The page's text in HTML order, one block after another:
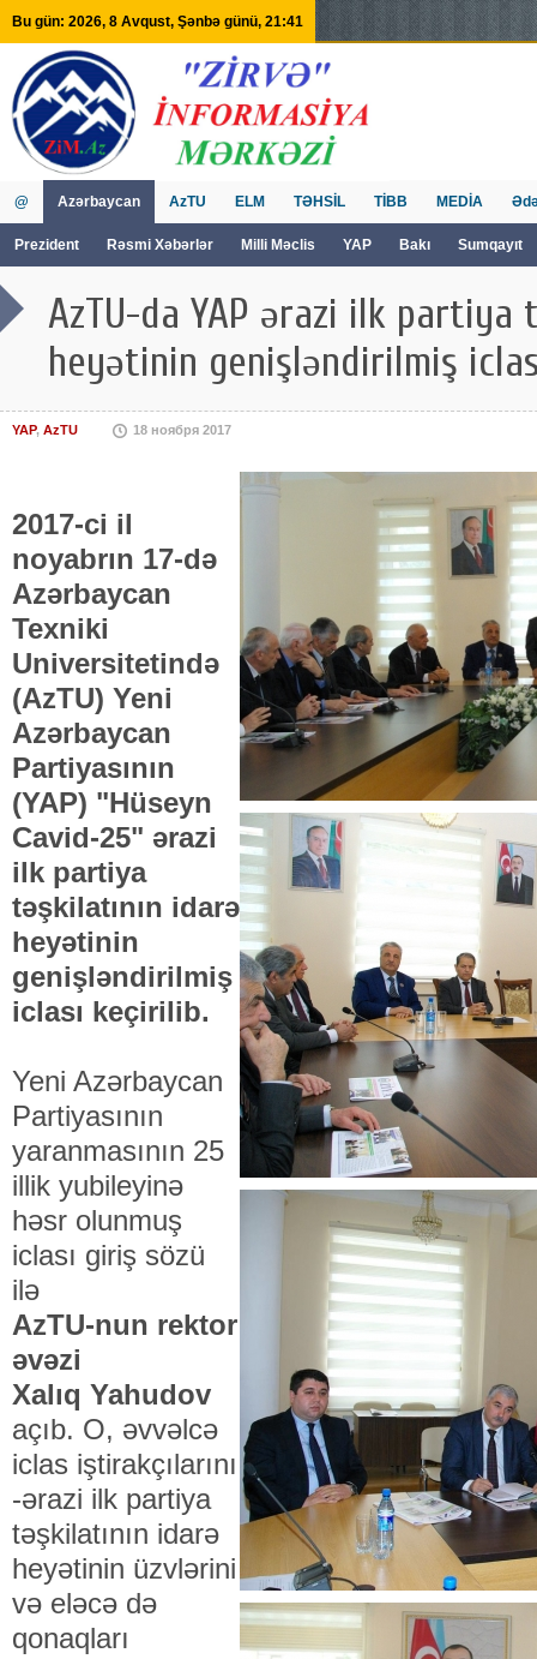
Bu gün: 2026, 8 Avqust, Şənbə günü, 21:41
@ Azərbaycan
Prezident Rəsmi Xəbərlər Milli Məclis YAP Bakı Sumqayıt
AzTU ELM TƏHSİL TİBB MEDİA
AzTU-da YAP ərazi ilk partiya
heyətinin genişləndirilmiş
YAP, AzTU 18 ноября 2017
2017-ci il
noyabrın 17-də
Azərbaycan
Texniki
Universitetində
(AzTU) Yeni
Azərbaycan
Partiyasının
(YAP) "Hüseyn
Cavid-25" ərazi
ilk partiya
təşkilatının idarə
heyətinin
genişləndirilmiş
iclası keçirilib.
Yeni Azərbaycan
Partiyasının
yaranmasının 25
illik yubileyinə
həsr olunmuş
iclası giriş sözü
ilə
AzTU-nun rektor
əvəzi
Xalıq Yahudov
açıb. O, əvvəlcə
iclas iştirakçılarını
-ərazi ilk partiya
təşkilatının idarə
heyətinin üzvlərini
və eləcə də
qonaqları